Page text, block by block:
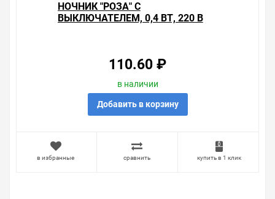
НОЧНИК "РОЗА" С
ВЫКЛЮЧАТЕЛЕМ, 0,4 ВТ, 220 В
110.60 ₽
в наличии
Добавить в корзину
в избранные сравнить купить в 1 клик